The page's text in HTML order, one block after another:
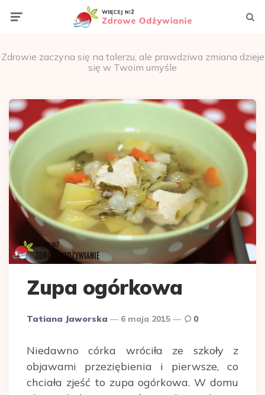
Zdrowie zaczyna się na talerzu, ale prawdziwa zmiana dzieje
się w Twoim umyśle
Zupa ogórkowa
Dodane
Tatiana Jaworska 6 maja 2015 0
Niedawno córka wróciła ze szkoły z
objawami przeziębienia i pierwsze, co
chciała zjeść to zupa ogórkowa. W domu